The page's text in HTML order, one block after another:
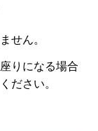
せん。
りになる場合
ださい。